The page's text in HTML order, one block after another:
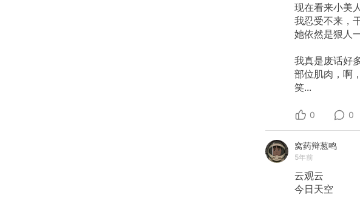
现在看来小美
我忍受不来，
她依然是狠人一
我真是废话好
部位肌肉，啊
笑...
0 0
窝药辩葱鸣
5年前
云观云
今日天空